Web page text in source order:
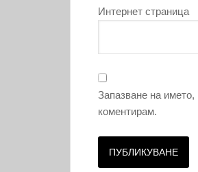
Интернет страница
Запазване на
коментирам.